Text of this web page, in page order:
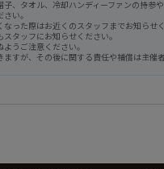
、タオル、冷却ハンディーファンの持参
い。
った際はお近くのスタッフまでお知らせ
タッフにお知らせください。
うご注意ください。
すが、その後に関する責任や補償は主催